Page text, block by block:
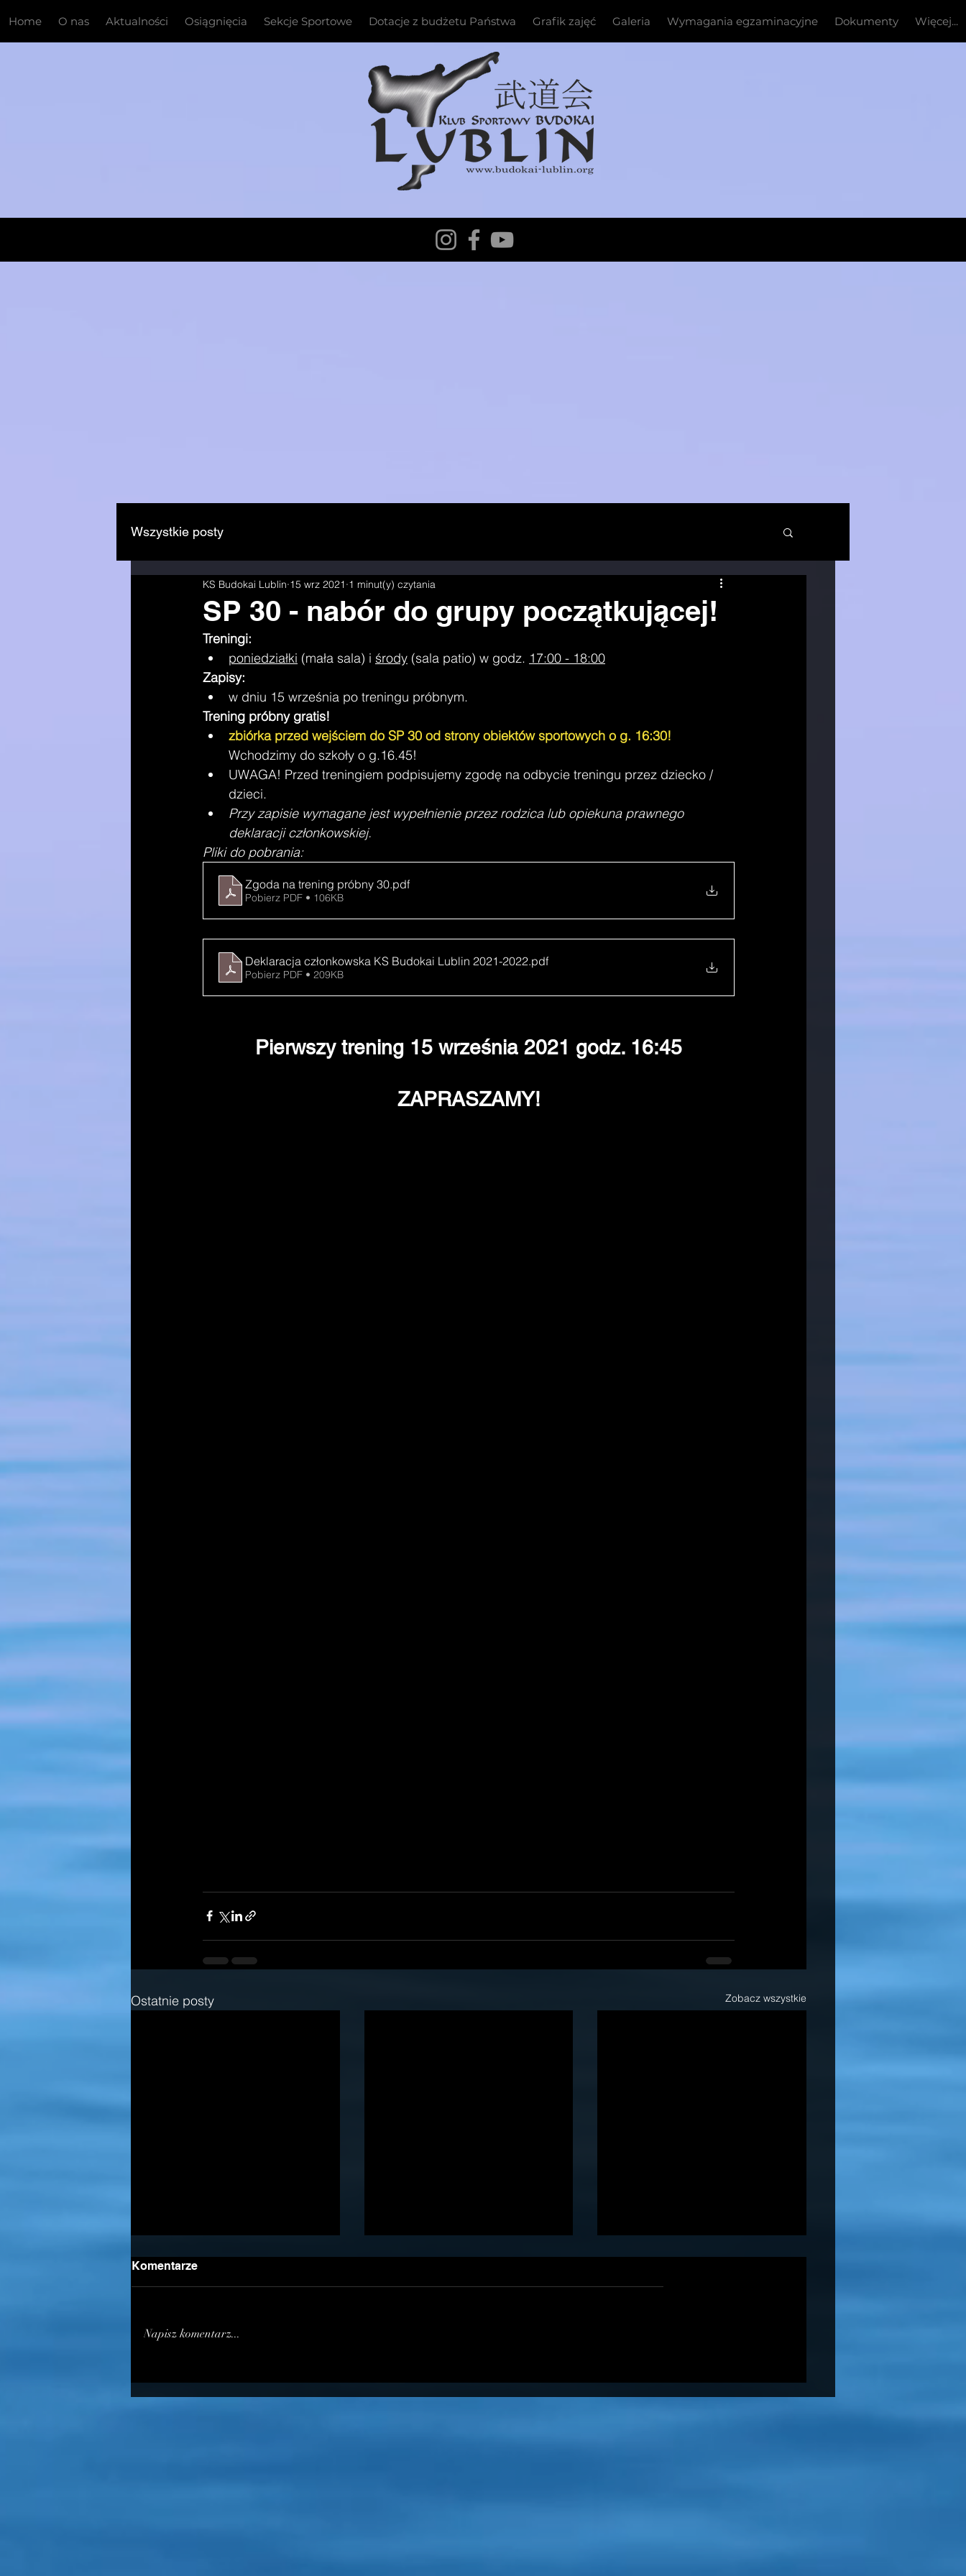
Home O nas Aktualności Osiągnięcia Sekcje Sportowe Dotacje z budżetu Państwa Grafik zajęć Galeria Wymagania egzaminacyjne Dokumenty Więcej...
Wszystkie posty
SP 30 - nabór do grupy początkującej!
KS Budokai Lublin 15 wrz 2021 1 minut(y) czytania
Treningi:
poniedziałki (mała sala) i środy (sala patio) w godz. 17:00 - 18:00
Zapisy:
w dniu 15 września po treningu próbnym.
Trening próbny gratis!
zbiórka przed wejściem do SP 30 od strony obiektów sportowych o g. 16:30!
Wchodzimy do szkoły o g.16.45!
UWAGA! Przed treningiem podpisujemy zgodę na odbycie treningu przez dziecko /
dzieci.
Przy zapisie wymagane jest wypełnienie przez rodzica lub opiekuna prawnego
deklaracji członkowskiej.
Pliki do pobrania:
Zgoda na trening próbny 30.pdf
Pobierz PDF • 106KB
Deklaracja członkowska KS Budokai Lublin 2021-2022.pdf
Pobierz PDF • 209KB
Pierwszy trening 15 września 2021 godz. 16:45
ZAPRASZAMY!
Ostatnie posty Zobacz wszystkie
Komentarze
Napisz komentarz...